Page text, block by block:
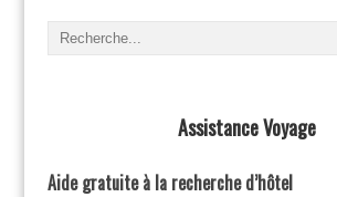
Assistance Voyage
Aide gratuite à la recherche d’hôtel